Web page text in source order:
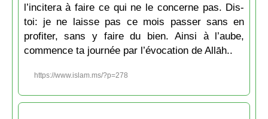
l’incitera à faire ce qui ne le concerne pas. Dis-
toi: je ne laisse pas ce mois passer sans en
profiter, sans y faire du bien. Ainsi à l’aube,
commence ta journée par l’évocation de Allāh..
https://www.islam.ms/?p=278